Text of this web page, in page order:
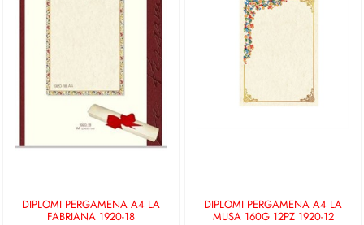
DIPLOMI PERGAMENA A4 LA
FABRIANA 1920-18
DIPLOMI PERGAMENA A4 LA
MUSA 160G 12PZ 1920-12